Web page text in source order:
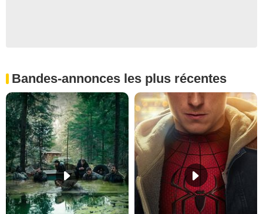
Bandes-annonces les plus récentes